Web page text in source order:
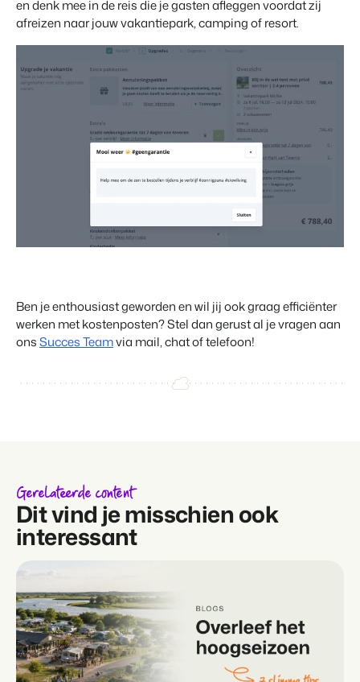
en denk mee in de reis die je gasten afleggen voordat zij
afreizen naar jouw vakantiepark, camping of resort.
Ben je enthousiast geworden en wil jij ook graag efficiënter
werken met kostenposten? Stel dan gerust al je vragen aan
onsSucces Teamvia mail, chat of telefoon!
Gerelateerde content
Dit vind je misschien ook
interessant